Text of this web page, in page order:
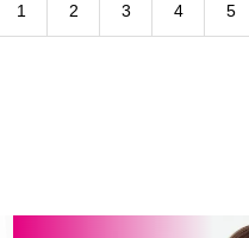
1 2 3 4 5